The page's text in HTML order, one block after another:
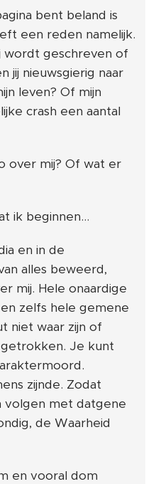
bent beland is
een reden namelijk.
wordt geschreven of
jij nieuwsgierig naar
leven? Of mijn
crash een aantal
over mij? Of wat er
ik beginnen...
en in de
alles beweerd,
mij. Hele onaardige
zelfs hele gemene
niet waar zijn of
Je kunt
zijnde. Zodat
volgen met datgene
de Waarheid
en vooral dom